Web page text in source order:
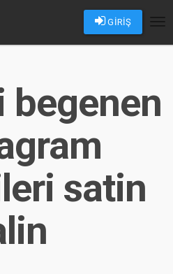
GİRİŞ
begenen
satin